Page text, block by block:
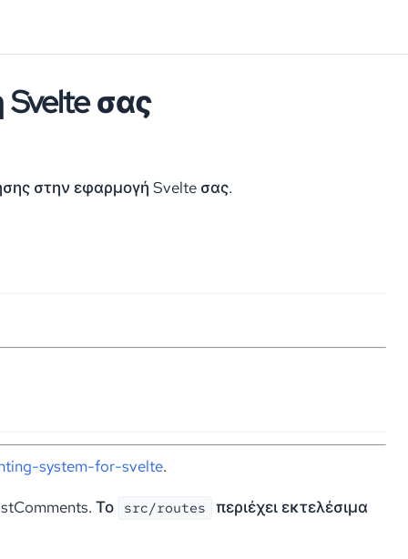
σας
στην εφαρμογή Svelte σας.
system-for-svelte.
Το src/routes περιέχει εκτελέσιμα